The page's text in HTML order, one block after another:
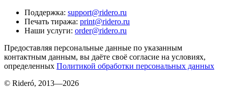
Поддержка: support@ridero.ru
Печать тиража: print@ridero.ru
Наши услуги: order@ridero.ru
Предоставляя персональные данные по указанным
контактным данным, вы даёте своё согласие на условиях,
определенных Политикой обработки персональных данных
© Rideró, 2013—2026